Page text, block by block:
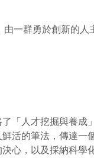
一群勇於創新的
「人才挖掘與養成
活的筆法，傳達一
心，以及採納科學